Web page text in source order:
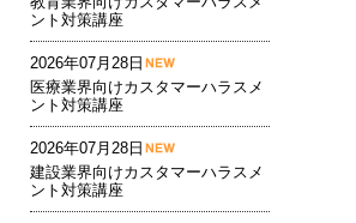
ント対策講座
2026年07月28日
医療業界向けカスタマーハラスメ
ント対策講座
2026年07月28日
建設業界向けカスタマーハラスメ
ント対策講座